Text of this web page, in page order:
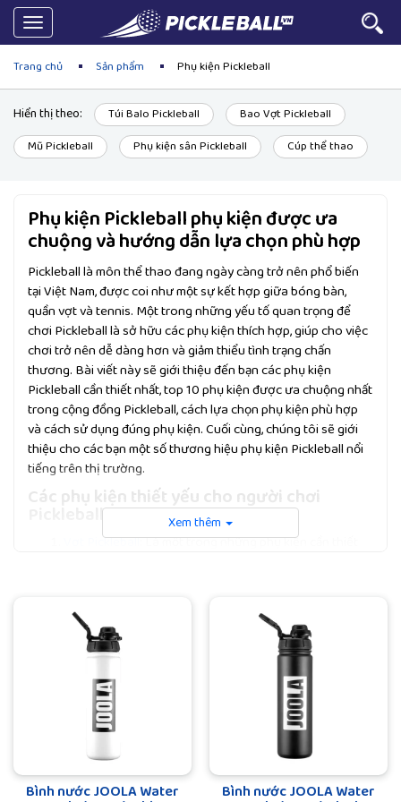
Toggle
navigation
Trang chủ Sản phẩm Phụ kiện Pickleball
Hiển thị theo: Túi Balo Pickleball
Bao Vợt Pickleball
Mũ Pickleball
Phụ kiện sân Pickleball Cúp thể thao
Phụ kiện Pickleball phụ kiện được ưa
chuộng và hướng dẫn lựa chọn phù hợp
Pickleball là môn thể thao đang ngày càng trở nên phổ biến
tại Việt Nam, được coi như một sự kết hợp giữa bóng bàn,
quần vợt và tennis. Một trong những yếu tố quan trọng để
chơi Pickleball là sở hữu các phụ kiện thích hợp, giúp cho việc
chơi trở nên dễ dàng hơn và giảm thiểu tình trạng chấn
thương. Bài viết này sẽ giới thiệu đến bạn các phụ kiện
Pickleball cần thiết nhất, top 10 phụ kiện được ưa chuộng nhất
trong cộng đồng Pickleball, cách lựa chọn phụ kiện phù hợp
và cách sử dụng đúng phụ kiện. Cuối cùng, chúng tôi sẽ giới
thiệu cho các bạn một số thương hiệu phụ kiện Pickleball nổi
tiếng trên thị trường.
Các phụ kiện thiết yếu cho người chơi
Pickleball
Vợt Pickleball: Là một trong những phụ kiện cần thiết
của từng người mà lựa chọn vợt Pickleball phù hợp.
Quần áo: Với một môn thể thao ngoài trời như
Pickleball, việc lựa chọn quần áo phù hợp là rất quan
chặt vùng cơ thể khi chơi. Ngoài ra, cũng cần lưu ý đến
các yếu tố độ bền, chống giãn, chống tia UV của sản
phẩm.
Giày: Đây là một trong những phụ kiện quan trọng giúp
cho bạn có thể di chuyển dễ dàng trên sân. Những đôi
giày Pickleball phù hợp nên có đế cao su đàn hồi tốt và
Xem thêm
Bình nước JOOLA Water Bình nước JOOLA Water